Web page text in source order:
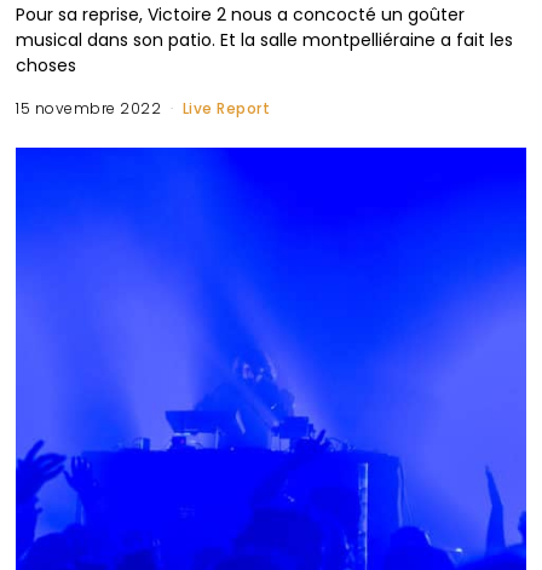
Pour sa reprise, Victoire 2 nous a concocté un goûter
musical dans son patio. Et la salle montpelliéraine a fait les
choses
15 novembre 2022 Live Report